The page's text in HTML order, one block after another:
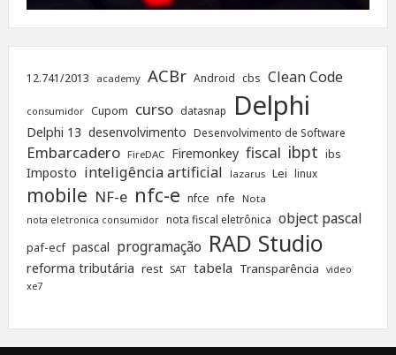
12.741/2013 academy ACBr Android cbs Clean Code
consumidor Cupom curso datasnap Delphi
Delphi 13 desenvolvimento Desenvolvimento de Software
Embarcadero FireDAC Firemonkey fiscal ibpt ibs
Imposto inteligência artificial lazarus Lei linux
mobile NF-e nfc-e nfce nfe Nota
nota eletronica consumidor nota fiscal eletrônica object pascal
paf-ecf pascal programação RAD Studio
reforma tributária rest SAT tabela Transparência video
xe7